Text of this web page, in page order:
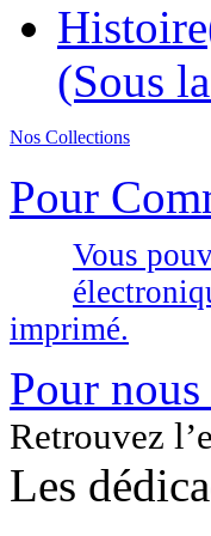
(Sous
Nos Collections
Pour
Vous
imprimé.
Pour
Retrouvez
Les